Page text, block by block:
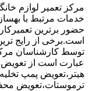
مرکز تعمیر لوازم
خدمات مرتبط با
حضور برترین
است.برخی از رایج
توسط کارشناسان
عبارت است از
هیتر،تعویض پمپ
ترموستات،تعویض